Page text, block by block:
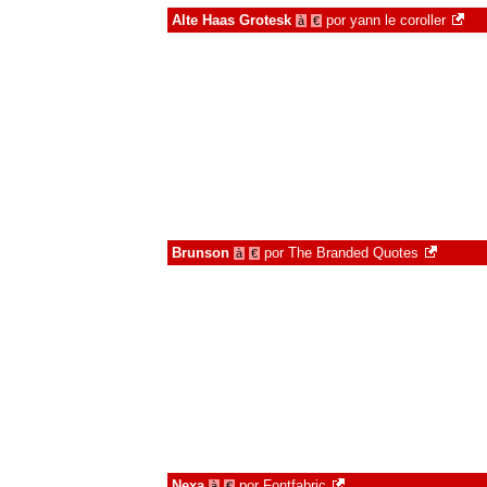
Alte Haas Grotesk à € por yann le coroller
Brunson à € por The Branded Quotes